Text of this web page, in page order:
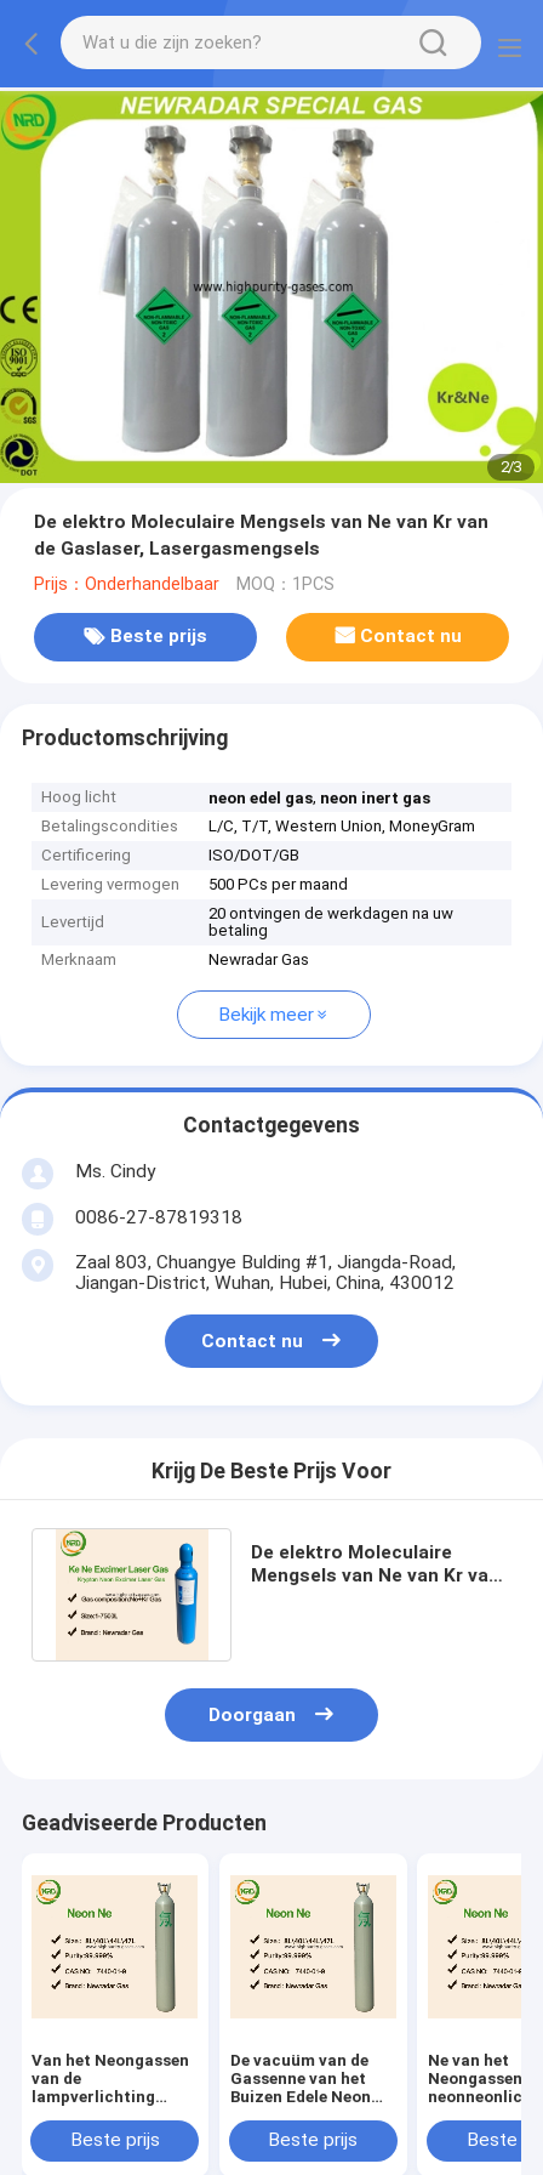
2/3
De elektro Moleculaire Mengsels van Ne van Kr van
de Gaslaser, Lasergasmengsels
Prijs：Onderhandelbaar MOQ：1PCS
Beste prijs Contact nu
Productomschrijving
Hoog licht neon edel gas, neon inert gas
Betalingscondities
L/C, T/T, Western Union, MoneyGram
Certificering
ISO/DOT/GB
Levering vermogen
500 PCs per maand
Levertijd
20 ontvingen de werkdagen na uw
betaling
Merknaam
Newradar Gas
Bekijk meer
Contactgegevens
Ms. Cindy
0086-27-87819318
Zaal 803, Chuangye Bulding #1, Jiangda-Road,
Jiangan-District, Wuhan, Hubei, China, 430012
Contact nu
Krijg De Beste Prijs Voor
De elektro Moleculaire
Mengsels van Ne van Kr van
Doorgaan
Geadviseerde Producten
Van het Neongassen
van de
lampverlichting
Brandbare het
Elektronenrang
Beste prijs
De vacuüm van de
Gassenne van het
Buizen Edele Neon
Giftige V.N. 1065
niet
Beste prijs
Ne van het
Neongassen
neonneonlicht
Cilinders
Beste